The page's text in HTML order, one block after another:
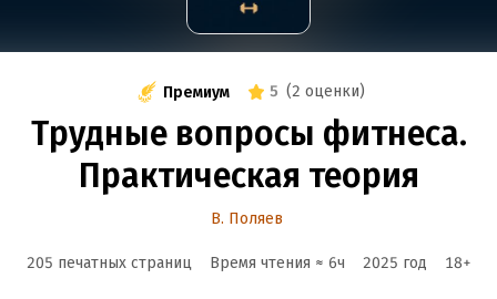
Премиум 5 (2 оценки)
Трудные вопросы фитнеса.
Практическая теория
В. Поляев
205 печатных страниц Время чтения ≈ 6ч 2025 год 18+